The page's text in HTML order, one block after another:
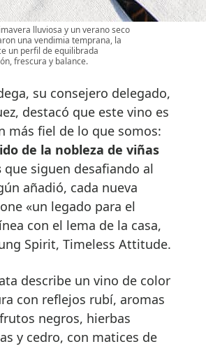
lluviosa y un verano seco
una vendimia temprana, la
un perfil de equilibrada
frescura y balance.
su consejero delegado,
destacó que este vino es
más fiel de lo que somos:
de la nobleza de viñas
que siguen desafiando al
añadió, cada nueva
«un legado para el
con el lema de la casa,
Spirit, Timeless Attitude.
describe un vino de color
con reflejos rubí, aromas
negros, hierbas
y cedro, con matices de